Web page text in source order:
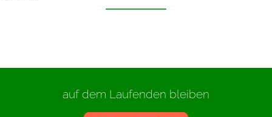
auf dem Laufenden bleiben